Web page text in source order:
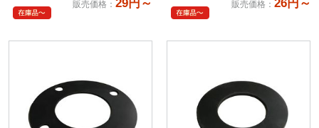
販売価格 ： 29円～ 販売価格 ： 26円～